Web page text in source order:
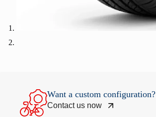
Want a custom configuration?
Contact us now